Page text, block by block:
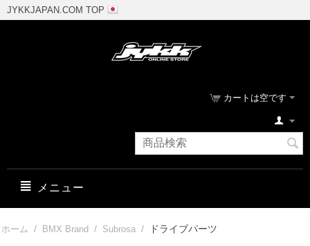
JYKKJAPAN.COM TOP
カートは空です
メニュー
ホーム / BMX Brand / Subrosa / ドライブパーツ